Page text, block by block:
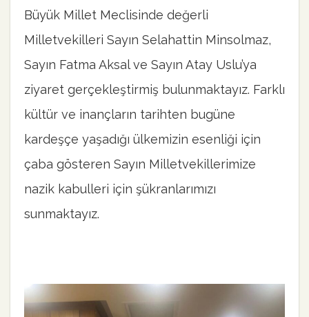
Büyük Millet Meclisinde değerli
Milletvekilleri Sayın Selahattin Minsolmaz,
Sayın Fatma Aksal ve Sayın Atay Uslu’ya
ziyaret gerçekleştirmiş bulunmaktayız. Farklı
kültür ve inançların tarihten bugüne
kardeşçe yaşadığı ülkemizin esenliği için
çaba gösteren Sayın Milletvekillerimize
nazik kabulleri için şükranlarımızı
sunmaktayız.